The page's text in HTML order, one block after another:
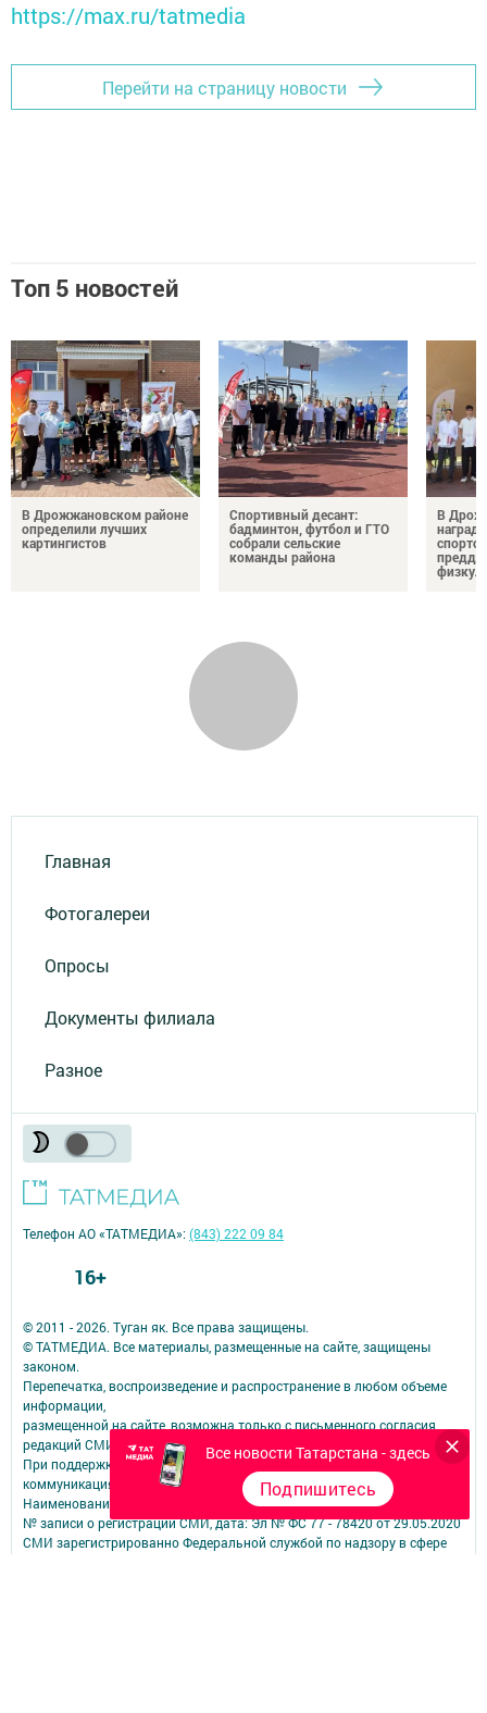
https://max.ru/tatmedia
Перейти на страницу новости
Топ 5 новостей
В Дрожжановском районе
определили лучших
картингистов
Спортивный десант:
бадминтон, футбол и ГТО
собрали сельские
команды района
В
Главная
Фотогалереи
Опросы
Документы филиала
Разное
Все новости Татарстана - здесь
Подпишитесь
© 2011 - 2026. Туган як. Все права защищены.
© ТАТМЕДИА. Все материалы, размещенные на сайте, защищены
законом.
Перепечатка, воспроизведение и распространение в любом объеме
информации,
размещенной на сайте, возможна только с письменного согласия
редакций СМИ.
При поддержке Республиканского агентства по печати и массовым
коммуникациям.
Наименование СМИ: Туган як
№ записи о регистрации СМИ, дата: Эл № ФС 77 - 78420 от 29.05.2020
СМИ зарегистрированно Федеральной службой по надзору в сфере
Телефон АО «ТАТМЕДИА»:(843) 222 09 84
16+